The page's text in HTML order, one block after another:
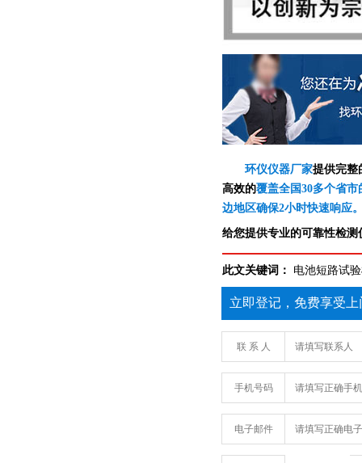
环仪仪器厂家提供完整
高效的覆盖全国30多个省
边地区确保2小时快速响应
给您提供专业的可靠性检测
此文关键词： 电池短路试
立即登记，免费享受
联 系 人
手机号码
电子邮件